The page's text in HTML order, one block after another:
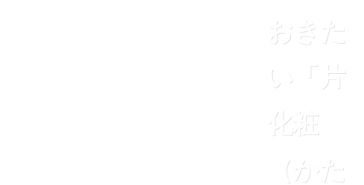
おきた
い「片
化粧
（かた